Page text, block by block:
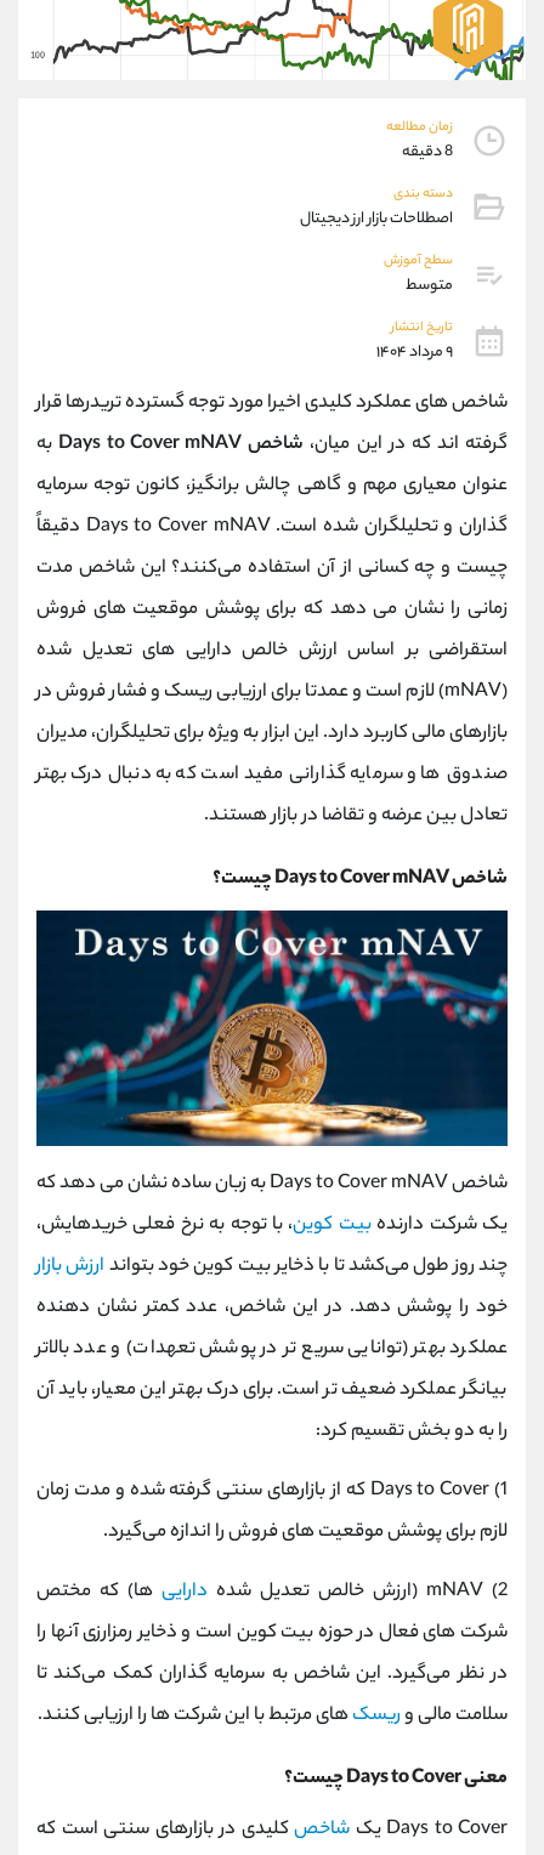
زمان مطالعه
8 دقیقه
دسته بندی
اصطلاحات بازار ارز دیجیتال
سطح آموزش
متوسط
تاریخ انتشار
۹ مرداد ۱۴۰۴
شاخص ‌های عملکرد کلیدی اخیرا مورد توجه گسترده تریدرها قرار
گرفته ‌اند که در این میان، شاخص Days to Cover mNAV
به
عنوان معیاری مهم و گاهی چالش ‌برانگیز، کانون توجه سرمایه‌
گذاران و تحلیلگران شده است. Days to Cover mNAV دقیقاً
چیست و چه کسانی از آن استفاده می‌کنند؟ این شاخص مدت
زمانی را نشان می ‌دهد که برای پوشش موقعیت ‌های فروش
استقراضی بر اساس ارزش خالص دارایی ‌های تعدیل‌ شده
(mNAV) لازم است و عمدتا برای ارزیابی ریسک و فشار فروش در
بازارهای مالی کاربرد دارد. این ابزار به ویژه برای تحلیلگران، مدیران
صندوق‌ ها و سرمایه‌ گذارانی مفید است که به دنبال درک بهتر
تعادل بین عرضه و تقاضا در بازار هستند.
شاخص Days to Cover mNAV چیست؟
شاخص Days to Cover mNAV به زبان ساده نشان می ‌دهد که
یک شرکت دارندهبیت ‌کوین، با توجه به نرخ فعلی خریدهایش،
چند روز طول می‌کشد تا با ذخایر بیت ‌کوین خود بتواند ارزش بازار
خود را پوشش دهد. در این شاخص، عدد کمتر نشان ‌دهنده
عملکرد بهتر (توانایی سریع‌ تر در پوشش تعهدات) و عدد بالاتر
بیانگر عملکرد ضعیف ‌تر است. برای درک بهتر این معیار، باید آن
را به دو بخش تقسیم کرد:
1) Days to Cover که از بازارهای سنتی گرفته شده و مدت زمان
لازم برای پوشش موقعیت‌ های فروش را اندازه می‌گیرد.
2) mNAV (ارزش خالص تعدیل ‌شده
دارایی‌ ها) که مختص
شرکت ‌های فعال در حوزه بیت ‌کوین است و ذخایر رمزارزی آنها را
در نظر می‌گیرد. این شاخص به سرمایه‌ گذاران کمک می‌کند تا
سلامت مالی وریسک‌های مرتبط با این شرکت ‌ها را ارزیابی کنند.
معنی Days to Cover چیست؟
Days to Cover یک
شاخصکلیدی در بازارهای سنتی است که
09927779040
واتساپ شروع گفتگو
تلگرام
پشتیبان فروش
موبایل
اطلاعات تماس
تلفن 021-22021030
تلفن 021-22021040
بدون پیش شماره
اینستاگرام @alireza.mehrabii
کانال تلگرام @alirezamehrabi_com
@alirezamehrabi_official